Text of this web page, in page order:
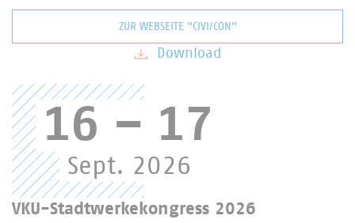
ZUR WEBSEITE "CIVI/CON"
Download
16 – 17
Sept. 2026
VKU-Stadtwerkekongress 2026